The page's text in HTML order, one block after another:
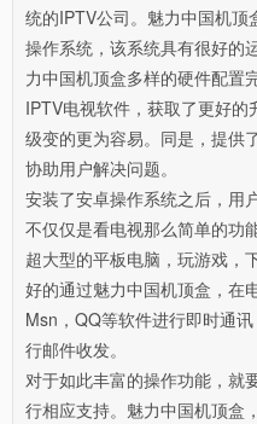
统的IPTV公司。魅力中国机
操作系统，该系统具有很好的
力中国机顶盒多样的硬件配置
IPTV电视软件，获取了更好
级变的更为容易。同是，提供
协助用户解决问题。
安装了安卓操作系统之后，用
不仅仅是看电视那么简单的功
超大型的平板电脑，玩游戏，
好的通过魅力中国机顶盒，在
Msn，QQ等软件进行即时通
行邮件收发。
对于如此丰富的操作功能，就
行相应支持。魅力中国机顶盒